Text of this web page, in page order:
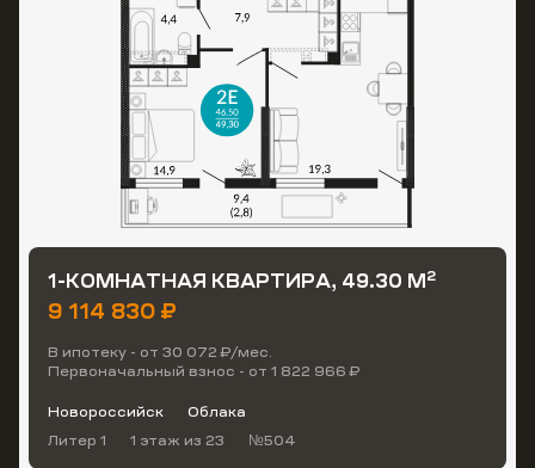
1-КОМНАТНАЯ КВАРТИРА, 49.30 М2
9 114 830 ₽
В ипотеку - от 30 072 ₽/мес.
Первоначальный взнос - от 1 822 966 ₽
Новороссийск
Облака
Литер 1
1 этаж из 23 №504